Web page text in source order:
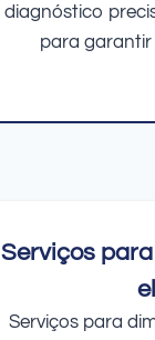
diagnóstico
para
Serviços
Serviços para